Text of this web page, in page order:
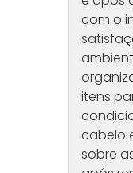
com o
itens
cabelo
sobre